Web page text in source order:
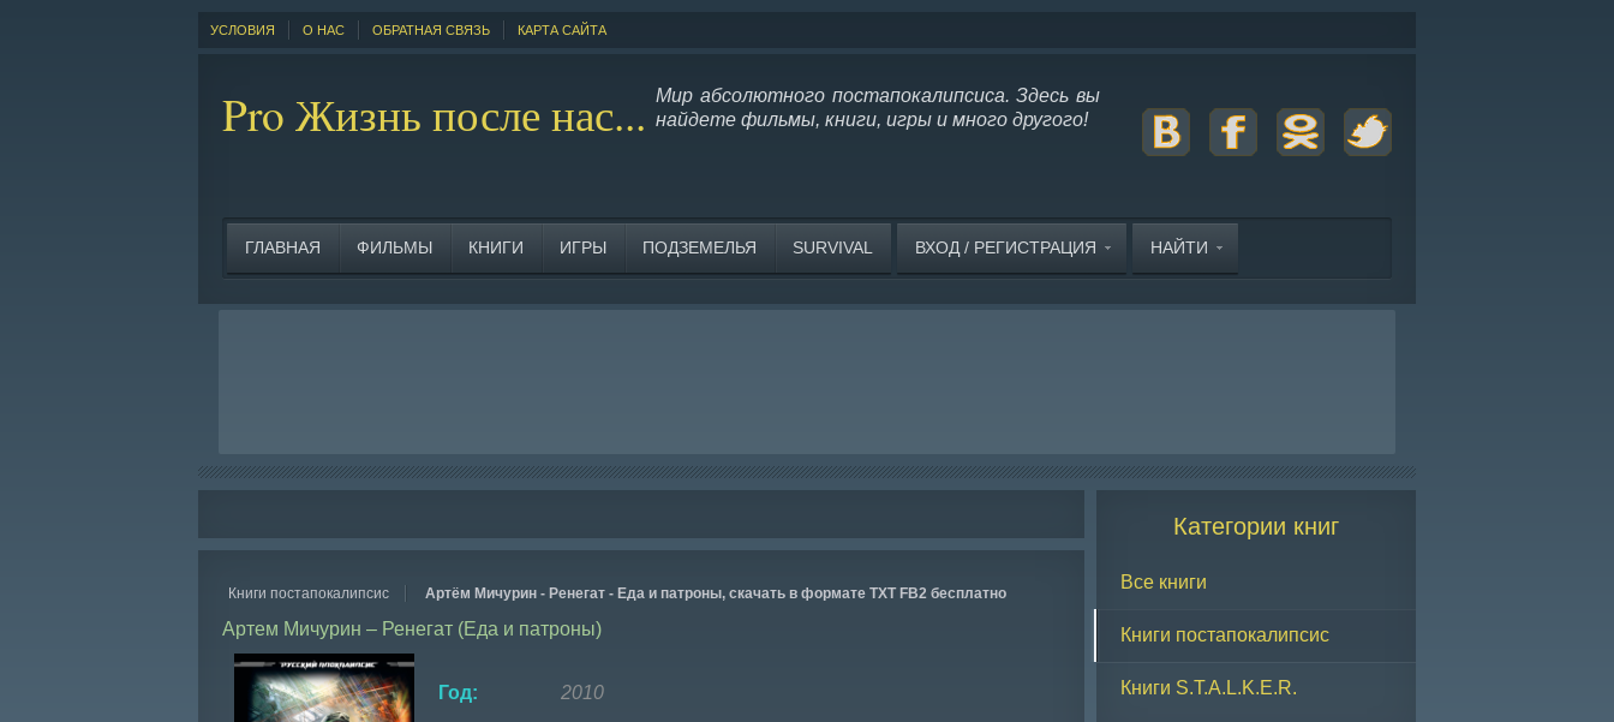
УСЛОВИЯ О НАС ОБРАТНАЯ СВЯЗЬ КАРТА САЙТА
Pro Жизнь после нас... Мир абсолютного постапокалипсиса. Здесь вы
найдете фильмы, книги, игры и много другого!
ГЛАВНАЯ ФИЛЬМЫ КНИГИ ИГРЫ ПОДЗЕМЕЛЬЯ SURVIVAL ВХОД / РЕГИСТРАЦИЯ НАЙТИ
Книги постапокалипсис Артём Мичурин - Ренегат - Еда и патроны, скачать в формате TXT FB2 бесплатно
Артем Мичурин – Ренегат (Еда и патроны)
Год: 2010
Категории книг
Все книги
Книги постапокалипсис
Книги S.T.A.L.K.E.R.